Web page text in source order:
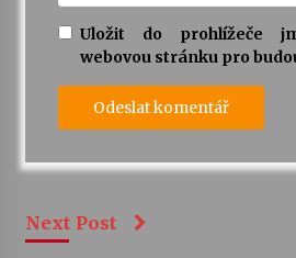
Uložit do prohlížeče
webovou stránku pro
Next Post